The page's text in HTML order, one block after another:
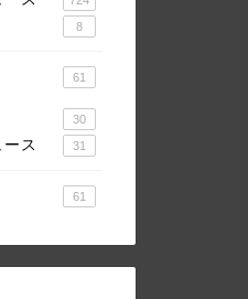
8
61
30
ス 31
61